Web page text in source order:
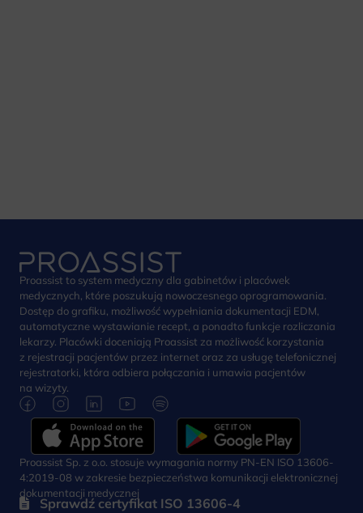
Proassist to system medyczny dla gabinetów i placówek
medycznych, które poszukują nowoczesnego oprogramowania.
Dostęp do grafiku, możliwość wypełniania dokumentacji EDM,
automatyczne wystawianie recept, a ponadto funkcje rozliczania
lekarzy. Placówki doceniają Proassist za możliwość korzystania
z rejestracji pacjentów przez internet oraz za usługę telefonicznej
rejestratorki, która odbiera połączania i umawia pacjentów
na wizyty.
Proassist Sp. z o.o. stosuje wymagania normy PN-EN ISO 13606-
4:2019-08 w zakresie bezpieczeństwa komunikacji elektronicznej
dokumentacji medycznej
Sprawdź certyfikat ISO 13606-4